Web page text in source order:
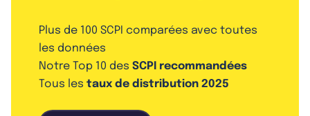
Plus de 100 SCPI comparées avec toutes
les données
Notre Top 10 des SCPI recommandées
Tous les taux de distribution 2025